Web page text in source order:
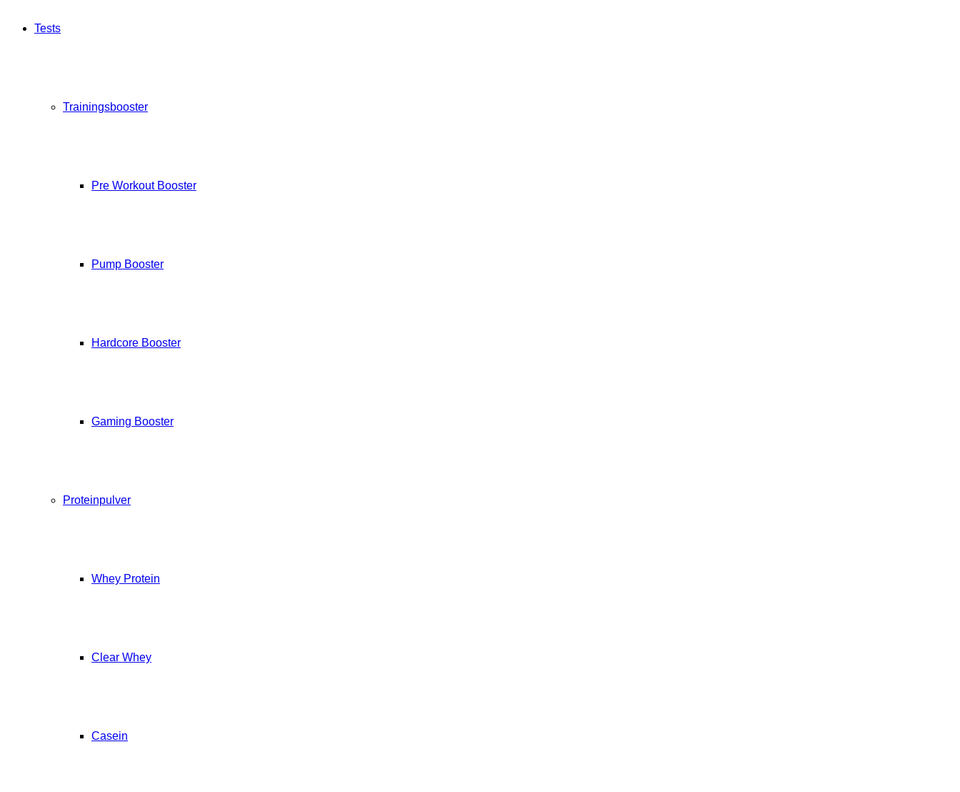
Tests
Trainingsbooster
Pre Workout Booster
Pump Booster
Hardcore Booster
Gaming Booster
Proteinpulver
Whey Protein
Clear Whey
Casein